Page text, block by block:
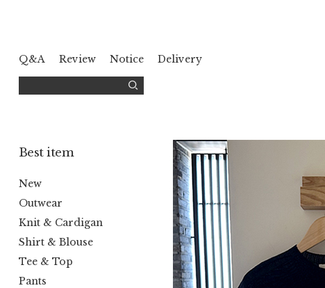
Q&A Review Notice Delivery
Best item
New
Outwear
Knit & Cardigan
Shirt & Blouse
Tee & Top
Pants